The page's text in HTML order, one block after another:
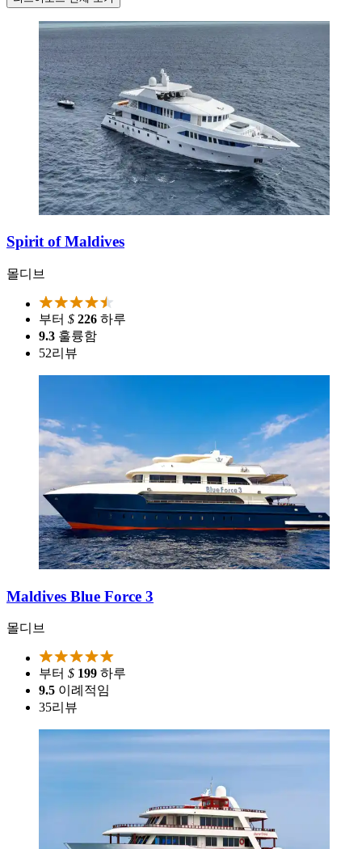
Spirit of Maldives
몰디브
부터 $ 226 하루
9.3 훌륭함
52리뷰
Maldives Blue Force 3
몰디브
부터 $ 199 하루
9.5 이례적임
35리뷰